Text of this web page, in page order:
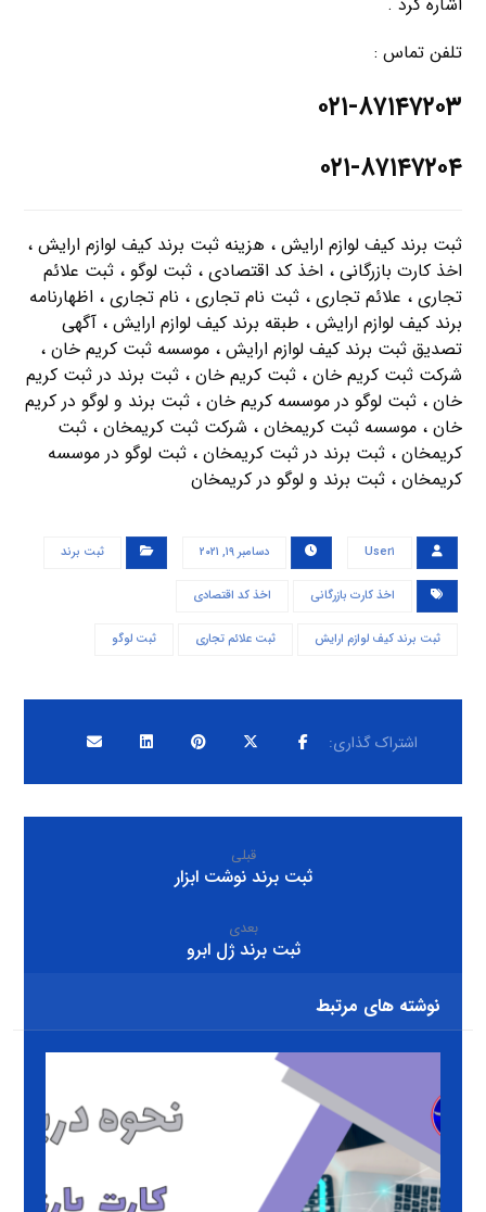
تلفن تماس :
۰۲۱-۸۷۱۴۷۲۰۳
۰۲۱-۸۷۱۴۷۲۰۴
ثبت برند کیف لوازم ارایش ، هزینه ثبت برند کیف لوازم ارایش ،
اخذ کارت بازرگانی ، اخذ کد اقتصادی ، ثبت لوگو ، ثبت علائم
تجاری ، علائم تجاری ، ثبت نام تجاری ، نام تجاری ، اظهارنامه
برند کیف لوازم ارایش ، طبقه برند کیف لوازم ارایش ، آگهی
تصدیق ثبت برند کیف لوازم ارایش ، موسسه ثبت کریم خان ،
شرکت ثبت کریم خان ، ثبت کریم خان ، ثبت برند در ثبت کریم
خان ، ثبت لوگو در موسسه کریم خان ، ثبت برند و لوگو در کریم
خان ، موسسه ثبت کریمخان ، شرکت ثبت کریمخان ، ثبت
کریمخان ، ثبت برند در ثبت کریمخان ، ثبت لوگو در موسسه
کریمخان ، ثبت برند و لوگو در کریمخان
User۱ دسامبر ۱۹, ۲۰۲۱ ثبت برند
اخذ کارت بازرگانی اخذ کد اقتصادی
ثبت برند کیف لوازم ارایش ثبت علائم تجاری ثبت لوگو
قبلی
ثبت برند نوشت ابزار
بعدی
ثبت برند ژل ابرو
نوشته های مرتبط